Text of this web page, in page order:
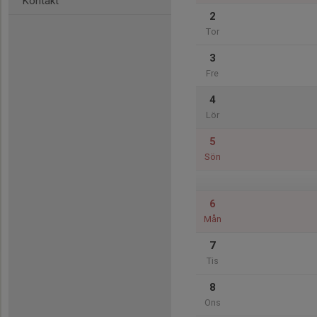
2
Tor
3
Fre
4
Lör
5
Sön
6
Mån
7
Tis
8
Ons